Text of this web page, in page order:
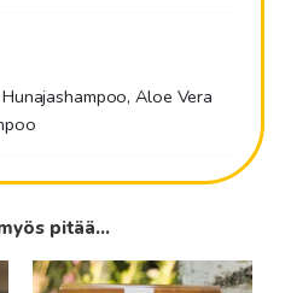
Aloe Vera
pitää...